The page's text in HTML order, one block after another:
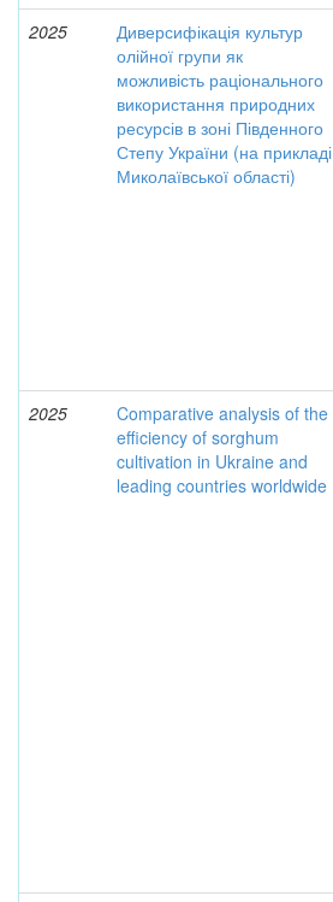
2025
Диверсифікація культур
олійної групи як
можливість раціонального
використання природних
ресурсів в зоні Південного
Степу України (на прикладі
Миколаївської області)
2025
Comparative analysis of the
efficiency of sorghum
cultivation in Ukraine and
leading countries worldwide